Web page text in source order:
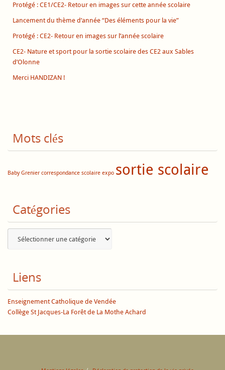
Protégé : CE1/CE2- Retour en images sur cette année scolaire
Lancement du thème d’année “Des éléments pour la vie”
Protégé : CE2- Retour en images sur l’année scolaire
CE2- Nature et sport pour la sortie scolaire des CE2 aux Sables
d’Olonne
Merci HANDIZAN !
Mots clés
Baby Grenier correspondance scolaire expo sortie scolaire
Catégories
Liens
Enseignement Catholique de Vendée
Collège St Jacques-La Forêt de La Mothe Achard